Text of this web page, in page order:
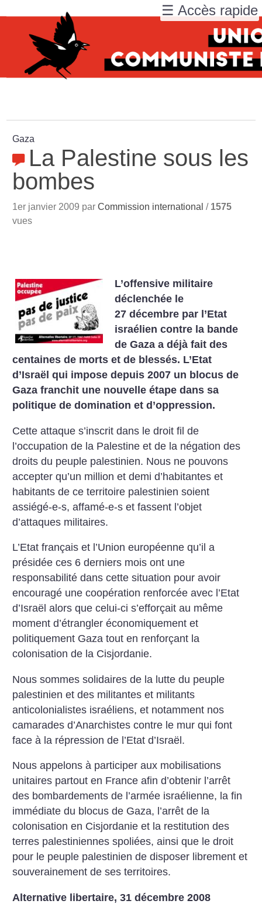
Gaza
La Palestine sous les
bombes
1er janvier 2009 parCommission international / 1575
vues
L’offensive militaire
déclenchée le
27 décembre par l’Etat
israélien contre la bande
de Gaza a déjà fait des
centaines de morts et de blessés. L’Etat
d’Israël qui impose depuis 2007 un blocus de
Gaza franchit une nouvelle étape dans sa
politique de domination et d’oppression.
Cette attaque s’inscrit dans le droit fil de
l’occupation de la Palestine et de la négation des
droits du peuple palestinien. Nous ne pouvons
accepter qu’un million et demi d’habitantes et
habitants de ce territoire palestinien soient
assiégé-e-s, affamé-e-s et fassent l’objet
d’attaques militaires.
L’Etat français et l’Union européenne qu’il a
présidée ces 6 derniers mois ont une
responsabilité dans cette situation pour avoir
encouragé une coopération renforcée avec l’Etat
d’Israël alors que celui-ci s’efforçait au même
moment d’étrangler économiquement et
politiquement Gaza tout en renforçant la
colonisation de la Cisjordanie.
Nous sommes solidaires de la lutte du peuple
palestinien et des militantes et militants
anticolonialistes israéliens, et notamment nos
camarades d’Anarchistes contre le mur qui font
face à la répression de l’Etat d’Israël.
Nous appelons à participer aux mobilisations
unitaires partout en France afin d’obtenir l’arrêt
des bombardements de l’armée israélienne, la fin
immédiate du blocus de Gaza, l’arrêt de la
colonisation en Cisjordanie et la restitution des
terres palestiniennes spoliées, ainsi que le droit
pour le peuple palestinien de disposer librement et
souverainement de ses territoires.
Alternative libertaire, 31 décembre 2008
☰ Accès rapide